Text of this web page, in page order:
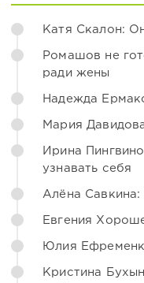
Катя Скалон:
Ромашов не
ради жены
Надежда
Мария
Ирина
узнавать себя
Алёна
Евгения
Юлия
Кристина